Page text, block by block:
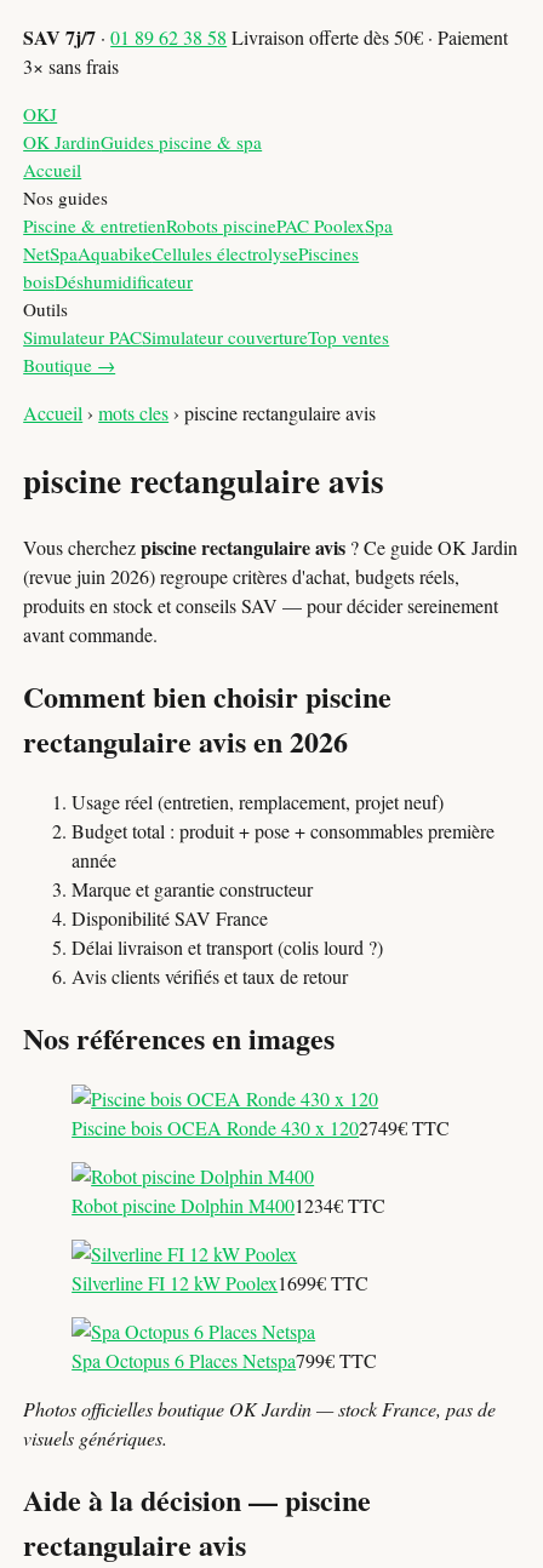
SAV 7j/7 ·01 89 62 38 58 Livraison offerte dès 50€ · Paiement
3× sans frais
OKJ
OK JardinGuides piscine & spa
Accueil
Nos guides
Piscine & entretienRobots piscinePAC PoolexSpa
NetSpaAquabikeCellules électrolysePiscines
boisDéshumidificateur
Outils
Simulateur PACSimulateur couvertureTop ventes
Boutique →
Accueil ›mots cles›piscine rectangulaire avis
piscine rectangulaire avis
Vous cherchezpiscine rectangulaire avis ? Ce guide OK Jardin
(revue juin 2026) regroupe critères d'achat, budgets réels,
produits en stock et conseils SAV — pour décider sereinement
avant commande.
Comment bien choisir piscine
rectangulaire avis en 2026
Usage réel (entretien, remplacement, projet neuf)
Budget total : produit + pose + consommables première
année
Marque et garantie constructeur
Disponibilité SAV France
Délai livraison et transport (colis lourd ?)
Avis clients vérifiés et taux de retour
Nos références en images
Piscine bois OCEA Ronde 430 x 1202749€ TTC
Robot piscine Dolphin M4001234€ TTC
Silverline FI 12 kW Poolex1699€ TTC
Spa Octopus 6 Places Netspa799€ TTC
Photos officielles boutique OK Jardin — stock France, pas de
visuels génériques.
Aide à la décision — piscine
rectangulaire avis